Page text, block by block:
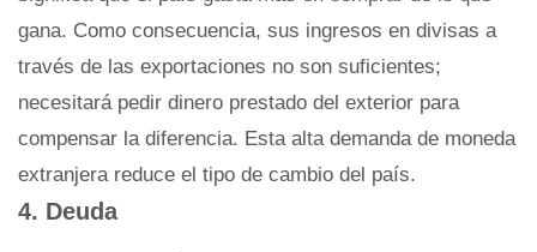
gana. Como consecuencia, sus ingresos en divisas a
través de las exportaciones no son suficientes;
necesitará pedir dinero prestado del exterior para
compensar la diferencia. Esta alta demanda de moneda
extranjera reduce el tipo de cambio del país.
4. Deuda